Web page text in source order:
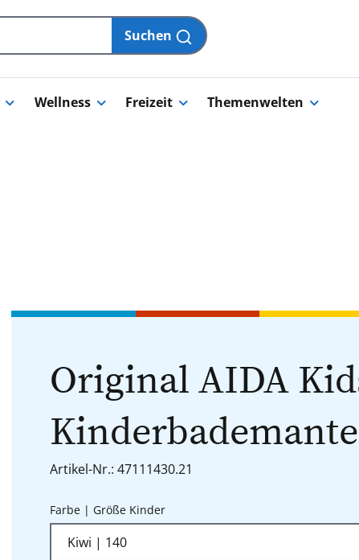
Suchen
Wellness Freizeit Themenwelten
Original AIDA
Artikel-Nr.: 47111430.21
Farbe | Größe Kinderauswählen